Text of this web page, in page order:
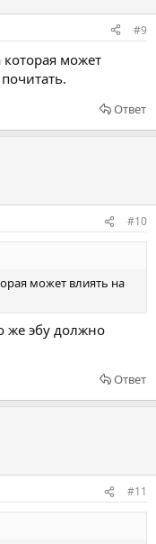
#9
может
Ответ
#10
может влиять на
же эбу должно
Ответ
#11